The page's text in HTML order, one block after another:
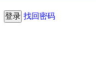
找回密码